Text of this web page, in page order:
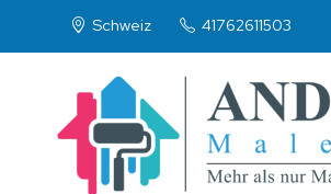
Schweiz 41762611503